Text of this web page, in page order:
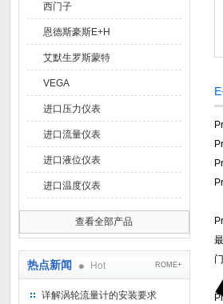
西门子
恩德斯豪斯E+H
艾默生罗斯蒙特
VEGA
进口压力仪表
进口流量仪表
进口液位仪表
进口温度仪表
查看全部产品
热点新闻 Hot ROME+
详解涡轮流量计的安装要求